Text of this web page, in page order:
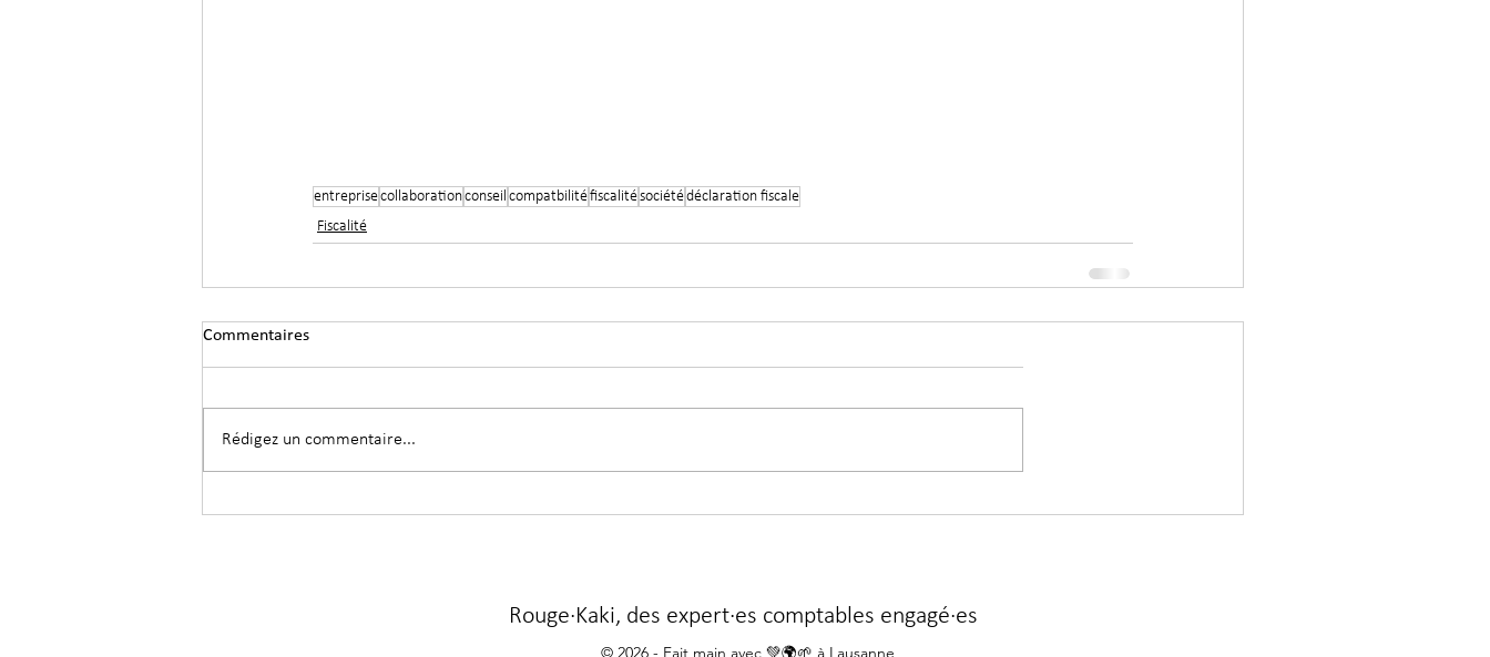
entreprisecollaborationconseil compatbilitéfiscalitésociétédéclaration fiscale
Fiscalité
Commentaires
Rédigez un commentaire...
Rouge·Kaki, des expert·es comptables engagé·es
© 2026 - Fait main avec 💚🌍🌱 à Lausanne